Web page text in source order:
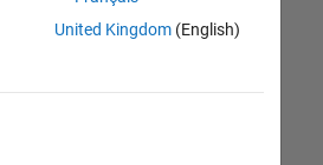
United Kingdom(English)